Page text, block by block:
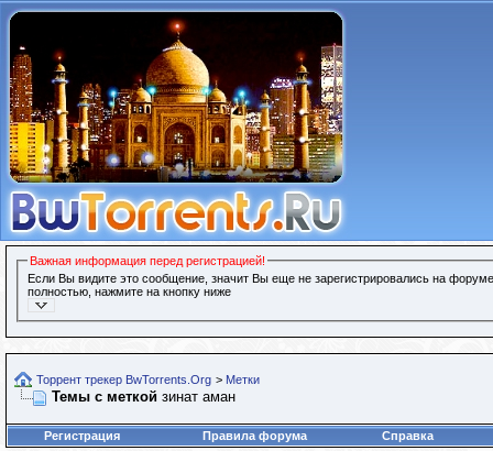
Важная информация перед регистрацией!
Если Вы видите это сообщение, значит Вы еще не зарегистрировались на
полностью, нажмите на кнопку ниже
Торрент трекер BwTorrents.Org > Метки
Темы с меткой зинат аман
Регистрация Правила форума Справка